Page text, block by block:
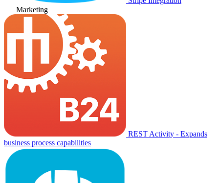
Marketing
REST Activity - Expands
business process capabilities